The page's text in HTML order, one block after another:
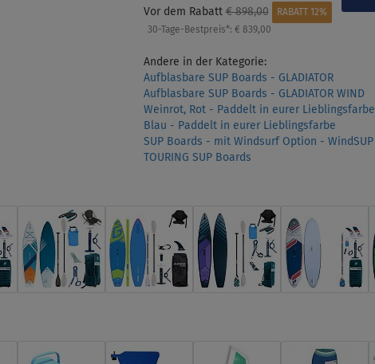
Vor dem Rabatt€ 898,00
RABATT 12%
30-Tage-Bestpreis*:€ 839,00
Andere in der Kategorie:
Aufblasbare SUP Boards - GLADIATOR
Aufblasbare SUP Boards - GLADIATOR WIND
Weinrot, Rot - Paddelt in eurer Lieblingsfarbe
Blau - Paddelt in eurer Lieblingsfarbe
SUP Boards - mit Windsurf Option - WindSUP
TOURING SUP Boards